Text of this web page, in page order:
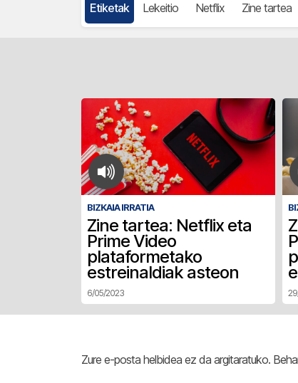
Etiketak Lekeitio Netflix Zine tartea
BIZKAIA IRRATIA
Zine tartea: Netflix eta
Prime Video
plataformetako
estreinaldiak asteon
6/05/2023
Zure e-posta helbidea ez da argitaratuko.